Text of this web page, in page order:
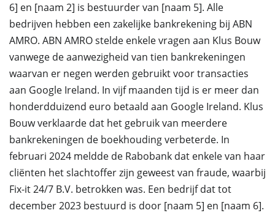
6] en [naam 2] is bestuurder van [naam 5]. Alle
bedrijven hebben een zakelijke bankrekening bij ABN
AMRO. ABN AMRO stelde enkele vragen aan Klus Bouw
vanwege de aanwezigheid van tien bankrekeningen
waarvan er negen werden gebruikt voor transacties
aan Google Ireland. In vijf maanden tijd is er meer dan
honderdduizend euro betaald aan Google Ireland. Klus
Bouw verklaarde dat het gebruik van meerdere
bankrekeningen de boekhouding verbeterde. In
februari 2024 meldde de Rabobank dat enkele van haar
cliënten het slachtoffer zijn geweest van fraude, waarbij
Fix-it 24/7 B.V. betrokken was. Een bedrijf dat tot
december 2023 bestuurd is door [naam 5] en [naam 6].